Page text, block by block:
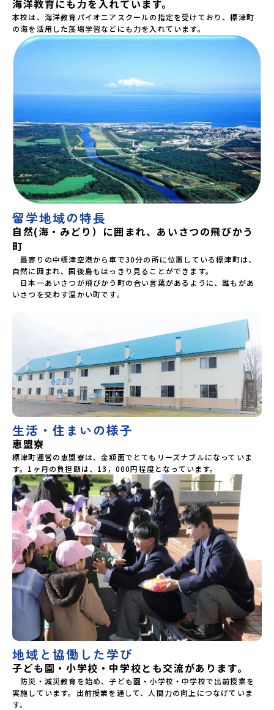
不安もワクワクに変える！「おためし地域留学」ステップア
ップ説明会プログラムの内容を詳しく知りたい方や、お申し
込みを迷われている方向けにZoomでのオンライン配信を行
います。知りたい情報のレベルに合わせて、以下の2つのステ
ップをご活用ください。【STEP 1】全体オンライン説明会
できる「おためし地域留学」の全体像や魅力について、説明
会を開催しました。中学生一人での参加にあたり、保護者様
が特に気になる「安全面」や「事務局のサポート体制」につ
いても詳しく解説しています。ぜひ、ご自宅からお気軽にご
視聴ください。🎬 [アーカイブ動画を視聴する]YouTube：
https://youtu.be/Yt8nd04aNgA?
si=e5erbspvwz5O8_uF 【STEP 2】プログラム説明会〜
「標津町」の内容をもっと知りしたい方へ〜全体説明を聞い
たうえで、「プログラムで何をするの？」「どんなまちな
の？」という疑問にお答えする詳細配信です。2泊3日のプロ
グラムの中身をお伝えします。日時：6月10日(水) 19：00〜
20：00内容：どんなところ？プログラム詳細解説、質疑応答
紹介地域：鹿児島県出水市・出水工業高校/北海道標津町/岩
手県八幡平市/愛媛県鬼北町＊4つの地域のプログラムを1時間
でぎゅっとお届けします。お申し込み：https://c-
人旅だけど大丈夫？」「どんな体験ができるの？」そんな保
護者様の不安や、中学生のみなさんの素朴な疑問にスタッフ
が直接お答えします。チャットでの質問も可能ですので、ぜ
ひご自宅からリラックスしてご参加ください。▼お申し込み
前に必ずご確認ください・参加規約への同意プログラムへの
への同意が必須となります。ご確認ください。・抽選による
参加者決定についてお申込みいただいた方の中から抽選の
上、締め切り日から1週間を目途に、お申し込み時に記入いた
だいたメールアドレス宛に「当選／落選メール」をお送りい
たします。当選者は、メールに記載された「当選確認フォー
ム」に３日以内に回答いただき、確認フォームの提出をもっ
て参加確定とさせていただきます。当選確認フォームの期日
までにご回答いただけない場合は、当選を取り消しとさせて
いただきます。当選取り消しがあった場合は、繰り上げ当選
をご希望の場合は下記の地域みらい留学公式LINEよりご連絡
をお願いします。※受信制限設定をしていると、通知メール
をお受け取りいただけません。その場合は、
「@miratabi.jp」からのメールを受信できるよう設定をお願
いいたします。※結果に関する個別のお問合せにはお答えし
ておりませんので、ご了承ください。・お申し込みについて
お申込はお一人様1回限りです。PC・スマートフォンからお
申込ください。申込後の内容変更はできません。お申込時
は、メールアドレスの入力間違いにご注意ください。・宿泊
について１室に複数(同性2～4名程度)で宿泊いただく予定で
す。・食事アレルギー対応について個別の詳細なアレルギー
対応希望にはお応えしかねる場合がございます。対応が必要
な場合は必ず事前にご相談ください。・参加取消や急遽参加
できなくなった場合について参加決定後の参加お取り消しは
ご遠慮下さい。やむを得ないお取り消しの場合はお早めに事
務局までご連絡ください。・キャンセルポリシーやむを得な
い参加お取り消しの場合、以下のルールに沿って対応させて
いただきます。ご了承ください。プログラム開催日の前日＜8
月3日＞から、【キャンセルのご連絡日：お支払いいただく旅
行代金】・21日目にあたる日以前：無料・20日目-8日目：
20％・7日目-2日目：30％・プログラム開始日の前日：
40％・プログラム開始日当日：50％・ご連絡無しでの不参加
またはプログラム開始後の解除：100％・催行中止について天
候などの状況等によって開催を見合わせる可能性がありま
す。その場合は原則、開催日1週間前までにご連絡いたしま
海洋教育にも力を入れています。
本校は、海洋教育パイオニアスクールの指定を受けており、標津町
の海を活用した藻場学習などにも力を入れています。
留学地域の特長
自然(海・みどり）に囲まれ、あいさつの飛びかう
町
最寄りの中標津空港から車で30分の所に位置している標津町は、
自然に囲まれ、国後島もはっきり見ることができます。
日本一あいさつが飛びかう町の合い言葉があるように、誰もがあ
いさつを交わす温かい町です。
生活・住まいの様子
恵盟寮
標津町運営の恵盟寮は、金額面でとてもリーズナブルになっていま
す。1ヶ月の負担額は、13，000円程度となっています。
地域と協働した学び
子ども園・小学校・中学校とも交流があります。
防災・減災教育を始め、子ども園・小学校・中学校で出前授業を
実施しています。出前授業を通して、人間力の向上につなげていま
す。